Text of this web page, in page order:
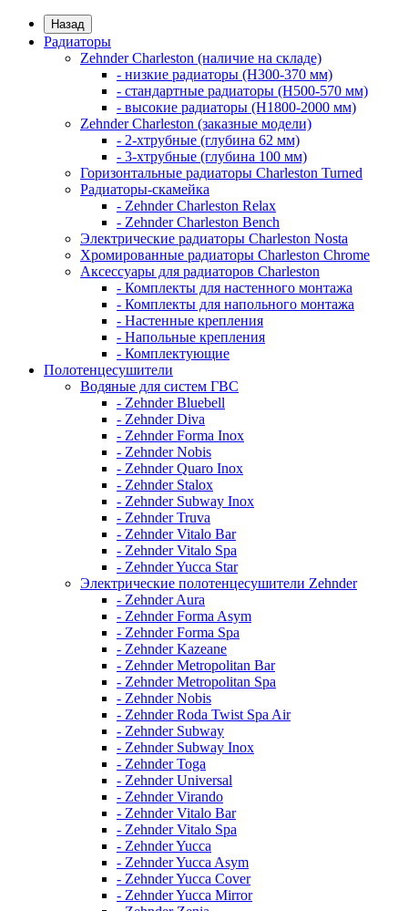
Назад
Радиаторы
Zehnder Charleston (наличие на складе)
- низкие радиаторы (H300-370 мм)
- стандартные радиаторы (H500-570 мм)
- высокие радиаторы (H1800-2000 мм)
Zehnder Charleston (заказные модели)
- 2-хтрубные (глубина 62 мм)
- 3-хтрубные (глубина 100 мм)
Горизонтальные радиаторы Charleston Turned
Радиаторы-скамейка
- Zehnder Charleston Relax
- Zehnder Charleston Bench
Электрические радиаторы Charleston Nosta
Хромированные радиаторы Charleston Chrome
Аксессуары для радиаторов Charleston
- Комплекты для настенного монтажа
- Комплекты для напольного монтажа
- Настенные крепления
- Напольные крепления
- Комплектующие
Полотенцесушители
Водяные для систем ГВС
- Zehnder Bluebell
- Zehnder Diva
- Zehnder Forma Inox
- Zehnder Nobis
- Zehnder Quaro Inox
- Zehnder Stalox
- Zehnder Subway Inox
- Zehnder Truva
- Zehnder Vitalo Bar
- Zehnder Vitalo Spa
- Zehnder Yucca Star
Электрические полотенцесушители Zehnder
- Zehnder Aura
- Zehnder Forma Asym
- Zehnder Forma Spa
- Zehnder Kazeane
- Zehnder Metropolitan Bar
- Zehnder Metropolitan Spa
- Zehnder Nobis
- Zehnder Roda Twist Spa Air
- Zehnder Subway
- Zehnder Subway Inox
- Zehnder Toga
- Zehnder Universal
- Zehnder Virando
- Zehnder Vitalo Bar
- Zehnder Vitalo Spa
- Zehnder Yucca
- Zehnder Yucca Asym
- Zehnder Yucca Cover
- Zehnder Yucca Mirror